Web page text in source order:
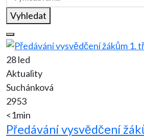
Vyhledat
28 led
Aktuality
Suchánková
2953
<1min
Předávání vysvědčení